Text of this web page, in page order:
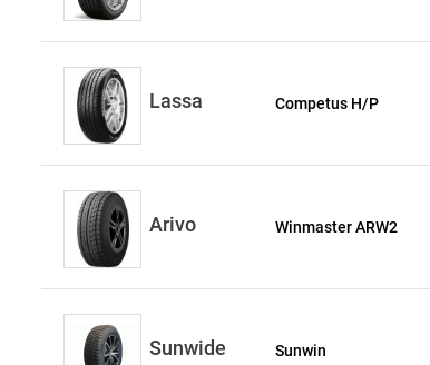
Lassa Competus H/P
Arivo Winmaster ARW2
Sunwide Sunwin